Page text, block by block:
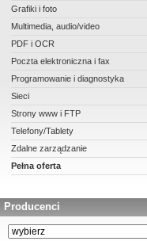
Grafiki i foto
Multimedia, audio/video
PDF i OCR
Poczta elektroniczna i fax
Programowanie i diagnostyka
Sieci
Strony www i FTP
Telefony/Tablety
Zdalne zarządzanie
Pełna oferta
Producenci